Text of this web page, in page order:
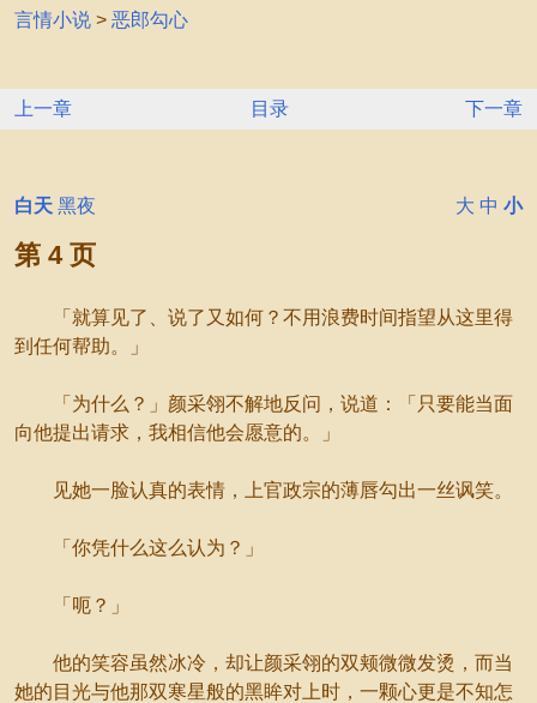
言情小说 > 恶郎勾心
上一章 目录 下一章
白天 黑夜 大 中 小
第 4 页
「就算见了、说了又如何？不用浪费时间指望从这里得
到任何帮助。」
「为什么？」颜采翎不解地反问，说道：「只要能当面
向他提出请求，我相信他会愿意的。」
见她一脸认真的表情，上官政宗的薄唇勾出一丝讽笑。
「你凭什么这么认为？」
「呃？」
他的笑容虽然冰冷，却让颜采翎的双颊微微发烫，而当
她的目光与他那双寒星般的黑眸对上时，一颗心更是不知怎